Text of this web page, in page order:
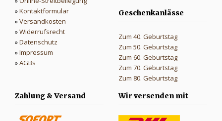
»Kontaktformular
»Versandkosten
»Widerrufsrecht
»Datenschutz
»Impressum
»AGBs
Geschenkanlässe
Zum 40. Geburtstag
Zum 50. Geburtstag
Zum 60. Geburtstag
Zum 70. Geburtstag
Zum 80. Geburtstag
Zahlung & Versand
Wir versenden mit